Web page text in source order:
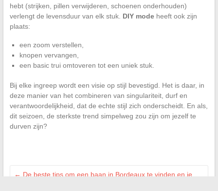
hebt (strijken, pillen verwijderen, schoenen onderhouden)
verlengt de levensduur van elk stuk. DIY modeheeft ook zijn
plaats:
een zoom verstellen,
knopen vervangen,
een basic trui omtoveren tot een uniek stuk.
Bij elke ingreep wordt een visie op stijl bevestigd. Het is daar, in
deze manier van het combineren van singulariteit, durf en
verantwoordelijkheid, dat de echte stijl zich onderscheidt. En als,
dit seizoen, de sterkste trend simpelweg zou zijn om jezelf te
durven zijn?
← De beste tips om een baan in Bordeaux te vinden en je